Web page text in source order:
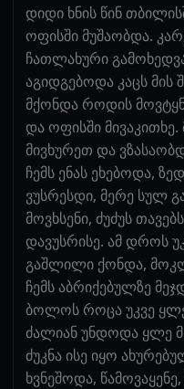
დიდი ხნის წინ
ოფისში მუშაობდა.
ჩათლახური
აგიდგებოდა კაცს მის
მქონდა როდის
და ოფისში
მივხურეთ და
ჩემს ენას ეხებოდა,
ვუსრესდი, მერე სულ
მოვხსენი, ძუძუს
დავუსრისე. ამ დროს
გაშლილი ქონდა,
ჩემს აბრიქებულზე
ბოლოს როცა უკვე
ძალიან უნდოდა ყლე
ძუკნა ისე იყო
ხვნეშოდა,